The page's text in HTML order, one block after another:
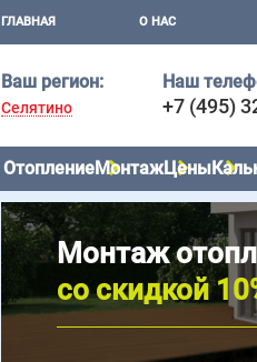
ГЛАВНАЯ О НАС
Ваш регион:
Селятино
Наш
+7 (495)
ОтоплениеМонтажЦены
Монтаж
со скидкой